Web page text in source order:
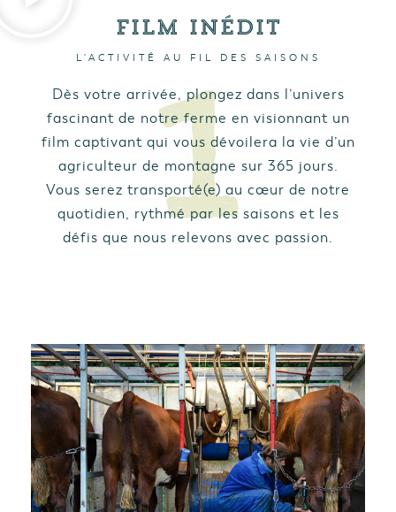
Film Inédit
L'ACTIVITÉ AU FIL DES SAISONS
Dès votre arrivée, plongez dans l’univers
fascinant de notre ferme en visionnant un
film captivant qui vous dévoilera la vie d’un
agriculteur de montagne sur 365 jours.
Vous serez transporté(e) au cœur de notre
quotidien, rythmé par les saisons et les
défis que nous relevons avec passion.